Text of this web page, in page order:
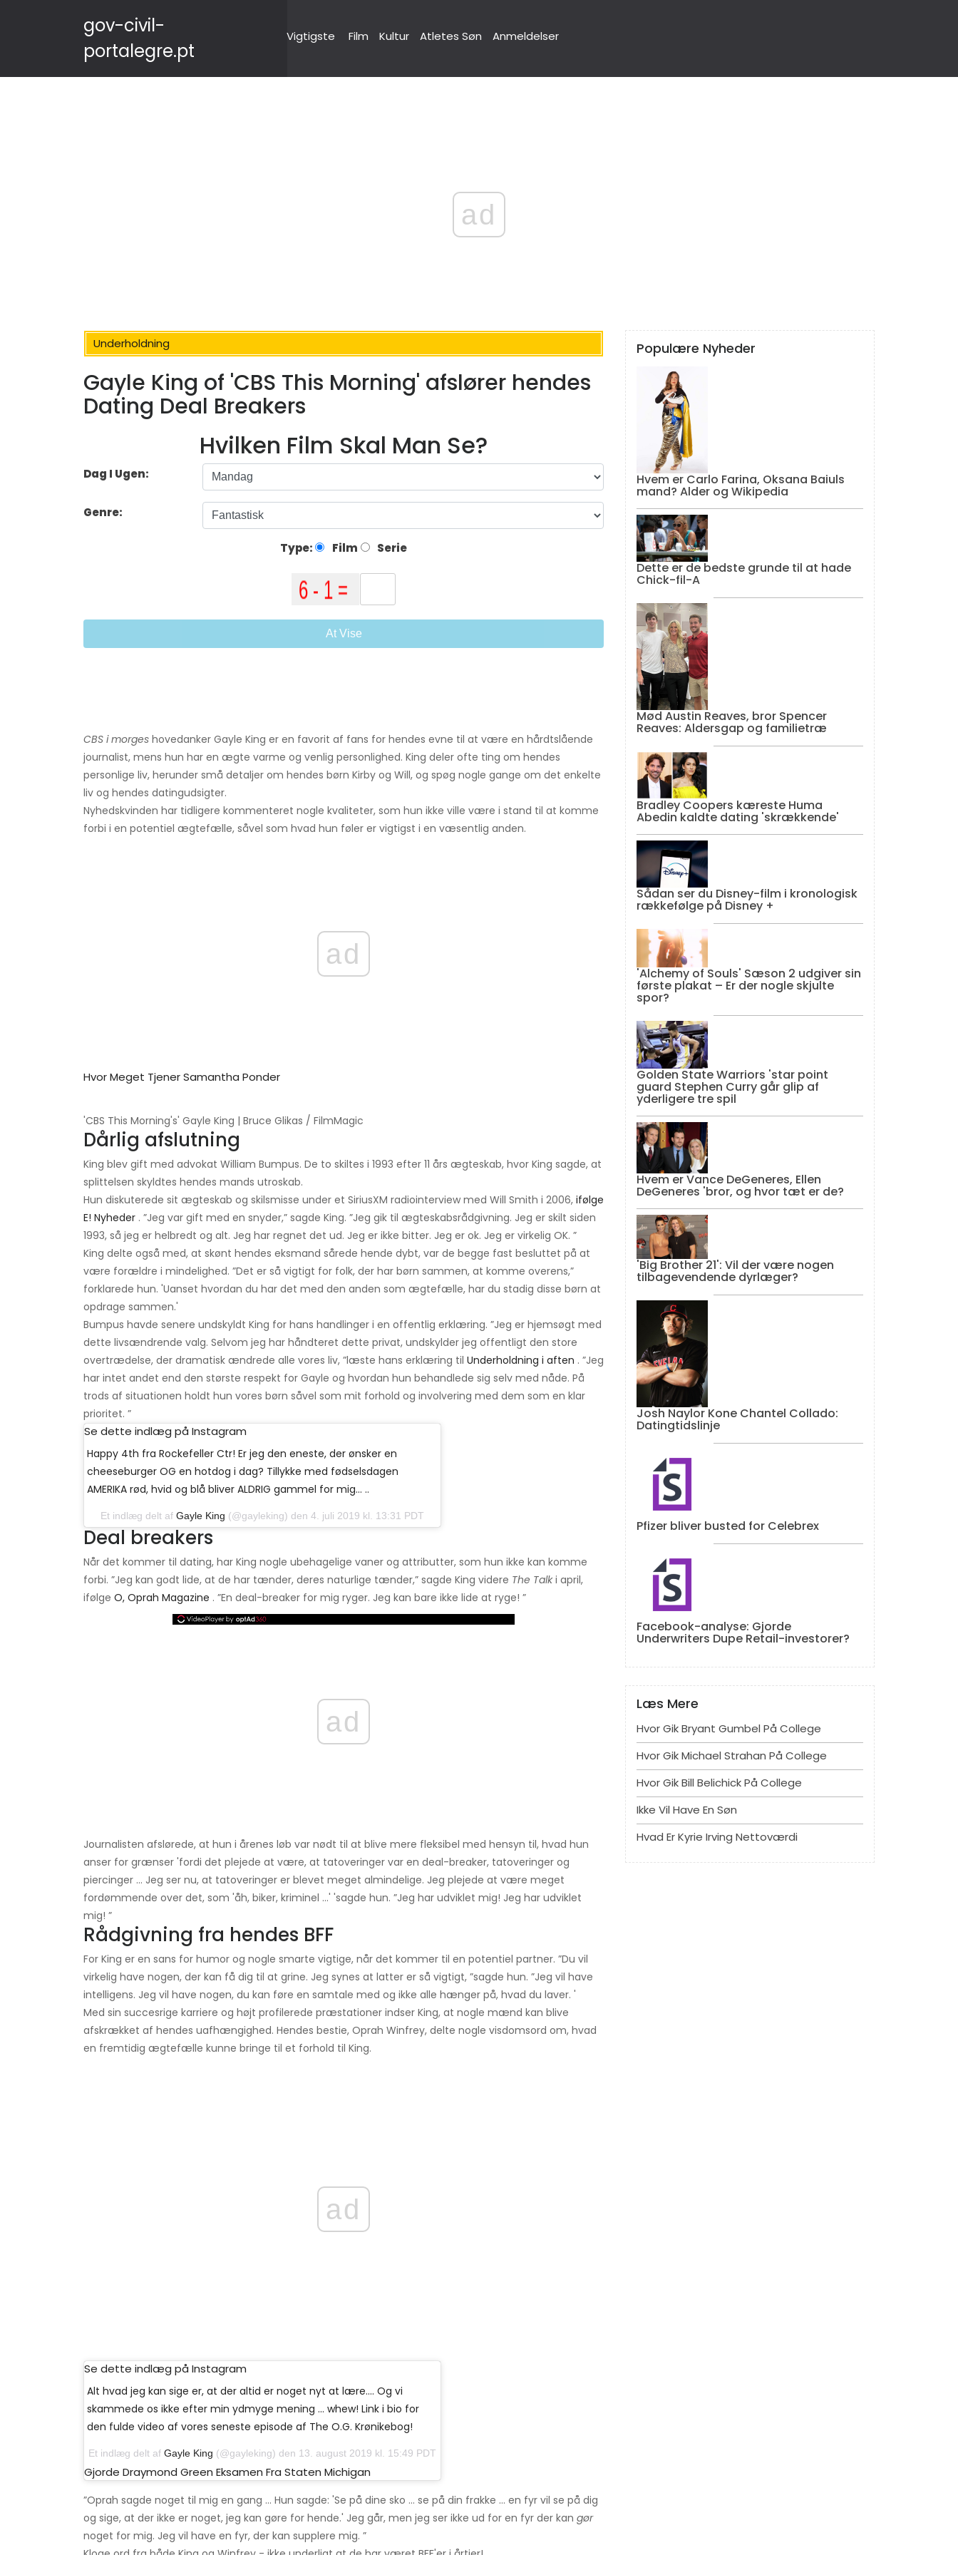
gov-civil-
portalegre.pt
Vigtigste Film Kultur Atletes Søn Anmeldelser
ad
Underholdning
Gayle King of 'CBS This Morning' afslører hendes
Dating Deal Breakers
Hvilken Film Skal Man Se?
Dag I Ugen:
Genre:
Type: Film Serie
At Vise
CBS i morges hovedanker Gayle King er en favorit af fans for hendes evne til at være en hårdtslående
journalist, mens hun har en ægte varme og venlig personlighed. King deler ofte ting om hendes
personlige liv, herunder små detaljer om hendes børn Kirby og Will, og spøg nogle gange om det enkelte
liv og hendes datingudsigter.
Nyhedskvinden har tidligere kommenteret nogle kvaliteter, som hun ikke ville være i stand til at komme
forbi i en potentiel ægtefælle, såvel som hvad hun føler er vigtigst i en væsentlig anden.
ad
Hvor Meget Tjener Samantha Ponder
'CBS This Morning's' Gayle King | Bruce Glikas / FilmMagic
Dårlig afslutning
King blev gift med advokat William Bumpus. De to skiltes i 1993 efter 11 års ægteskab, hvor King sagde, at
splittelsen skyldtes hendes mands utroskab.
Hun diskuterede sit ægteskab og skilsmisse under et SiriusXM radiointerview med Will Smith i 2006, ifølge
E! Nyheder . ”Jeg var gift med en snyder,” sagde King. ”Jeg gik til ægteskabsrådgivning. Jeg er skilt siden
1993, så jeg er helbredt og alt. Jeg har regnet det ud. Jeg er ikke bitter. Jeg er ok. Jeg er virkelig OK. ”
King delte også med, at skønt hendes eksmand sårede hende dybt, var de begge fast besluttet på at
være forældre i mindelighed. ”Det er så vigtigt for folk, der har børn sammen, at komme overens,”
forklarede hun. 'Uanset hvordan du har det med den anden som ægtefælle, har du stadig disse børn at
opdrage sammen.'
Bumpus havde senere undskyldt King for hans handlinger i en offentlig erklæring. ”Jeg er hjemsøgt med
dette livsændrende valg. Selvom jeg har håndteret dette privat, undskylder jeg offentligt den store
overtrædelse, der dramatisk ændrede alle vores liv, ”læste hans erklæring til Underholdning i aften . ”Jeg
har intet andet end den største respekt for Gayle og hvordan hun behandlede sig selv med nåde. På
trods af situationen holdt hun vores børn såvel som mit forhold og involvering med dem som en klar
prioritet. ”
Se dette indlæg på Instagram
Happy 4th fra Rockefeller Ctr! Er jeg den eneste, der ønsker en
cheeseburger OG en hotdog i dag? Tillykke med fødselsdagen
AMERIKA rød, hvid og blå bliver ALDRIG gammel for mig… ..
Et indlæg delt af Gayle King (@gayleking) den 4. juli 2019 kl. 13:31 PDT
Deal breakers
Når det kommer til dating, har King nogle ubehagelige vaner og attributter, som hun ikke kan komme
forbi. ”Jeg kan godt lide, at de har tænder, deres naturlige tænder,” sagde King videre The Talki april,
ifølge O, Oprah Magazine . ”En deal-breaker for mig ryger. Jeg kan bare ikke lide at ryge! ”
ad
Journalisten afslørede, at hun i årenes løb var nødt til at blive mere fleksibel med hensyn til, hvad hun
anser for grænser 'fordi det plejede at være, at tatoveringer var en deal-breaker, tatoveringer og
piercinger ... Jeg ser nu, at tatoveringer er blevet meget almindelige. Jeg plejede at være meget
fordømmende over det, som 'åh, biker, kriminel ...' 'sagde hun. ”Jeg har udviklet mig! Jeg har udviklet
mig! ”
Rådgivning fra hendes BFF
For King er en sans for humor og nogle smarte vigtige, når det kommer til en potentiel partner. ”Du vil
virkelig have nogen, der kan få dig til at grine. Jeg synes at latter er så vigtigt, ”sagde hun. ”Jeg vil have
intelligens. Jeg vil have nogen, du kan føre en samtale med og ikke alle hænger på, hvad du laver. '
Med sin succesrige karriere og højt profilerede præstationer indser King, at nogle mænd kan blive
afskrækket af hendes uafhængighed. Hendes bestie, Oprah Winfrey, delte nogle visdomsord om, hvad
en fremtidig ægtefælle kunne bringe til et forhold til King.
ad
Se dette indlæg på Instagram
Alt hvad jeg kan sige er, at der altid er noget nyt at lære…. Og vi
skammede os ikke efter min ydmyge mening ... whew! Link i bio for
den fulde video af vores seneste episode af The O.G. Krønikebog!
Et indlæg delt af Gayle King (@gayleking) den 13. august 2019 kl. 15:49 PDT
Gjorde Draymond Green Eksamen Fra Staten Michigan
”Oprah sagde noget til mig en gang ... Hun sagde: 'Se på dine sko ... se på din frakke ... en fyr vil se på dig
og sige, at der ikke er noget, jeg kan gøre for hende.' Jeg går, men jeg ser ikke ud for en fyr der kan gør
noget for mig. Jeg vil have en fyr, der kan supplere mig. ”
Populære Nyheder
Hvem er Carlo Farina, Oksana Baiuls
mand? Alder og Wikipedia
Dette er de bedste grunde til at hade
Chick-fil-A
Mød Austin Reaves, bror Spencer
Reaves: Aldersgap og familietræ
Bradley Coopers kæreste Huma
Abedin kaldte dating 'skrækkende'
Sådan ser du Disney-film i kronologisk
rækkefølge på Disney +
'Alchemy of Souls' Sæson 2 udgiver sin
første plakat – Er der nogle skjulte
spor?
Golden State Warriors 'star point
guard Stephen Curry går glip af
yderligere tre spil
Hvem er Vance DeGeneres, Ellen
DeGeneres 'bror, og hvor tæt er de?
'Big Brother 21': Vil der være nogen
tilbagevendende dyrlæger?
Josh Naylor Kone Chantel Collado:
Datingtidslinje
Pfizer bliver busted for Celebrex
Facebook-analyse: Gjorde
Underwriters Dupe Retail-investorer?
Læs Mere
Hvor Gik Bryant Gumbel På College
Hvor Gik Michael Strahan På College
Hvor Gik Bill Belichick På College
Ikke Vil Have En Søn
Hvad Er Kyrie Irving Nettoværdi